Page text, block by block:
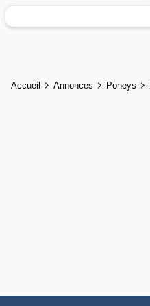
Accueil Annonces Poneys